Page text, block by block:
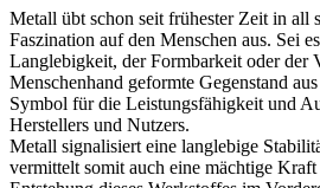
Metall übt schon seit frühester Zeit in all
Faszination auf den Menschen aus. Sei
Langlebigkeit, der Formbarkeit oder der
Menschenhand geformte Gegenstand
Symbol für die Leistungsfähigkeit und
Herstellers und Nutzers.
Metall signalisiert eine langlebige
vermittelt somit auch eine mächtige